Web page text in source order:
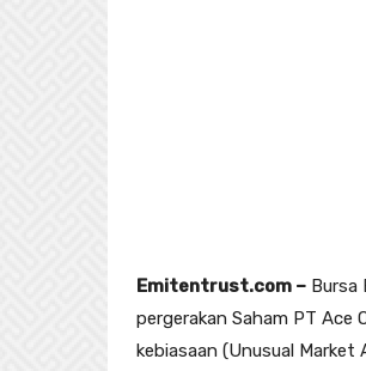
Emitentrust.com – Bursa
pergerakan Saham PT Ace
kebiasaan (Unusual Market